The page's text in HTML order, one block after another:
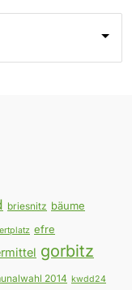
briesnitz bäume
efre
gorbitz
2014 kwdd24